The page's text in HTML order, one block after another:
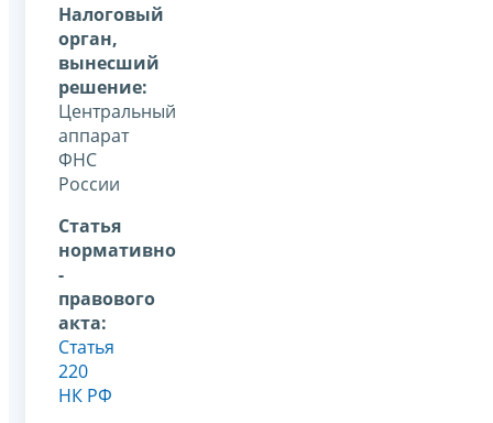
Налоговый
орган,
вынесший
решение:
Центральный
аппарат
ФНС
России
Статья
нормативно
-
правового
акта:
Статья
220
НК РФ